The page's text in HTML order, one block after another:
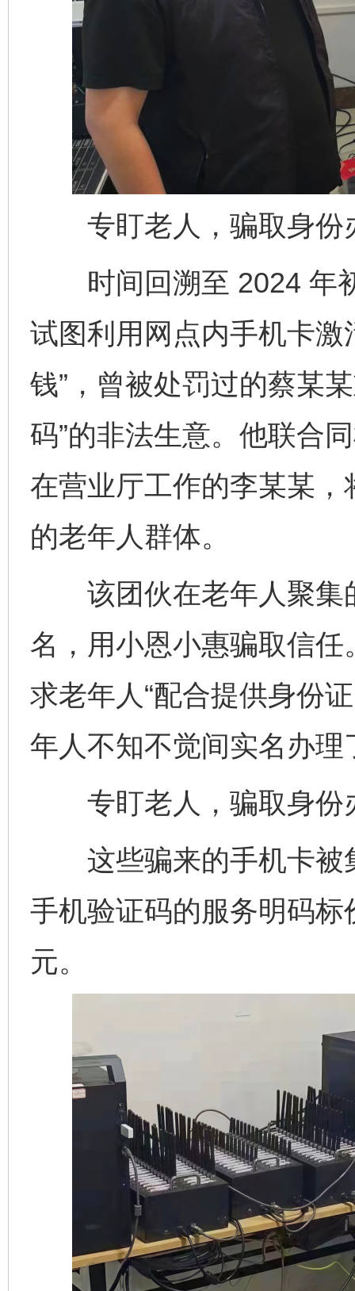
专盯老人，骗取身份
时间回溯至 2024 年
试图利用网点内手机卡激
钱”，曾被处罚过的蔡某
码”的非法生意。他联合
在营业厅工作的李某某
的老年人群体。
该团伙在老年人聚集
名，用小恩小惠骗取信
求老年人“配合提供身份
年人不知不觉间实名办理
专盯老人，骗取身份
这些骗来的手机卡被
手机验证码的服务明码
元。